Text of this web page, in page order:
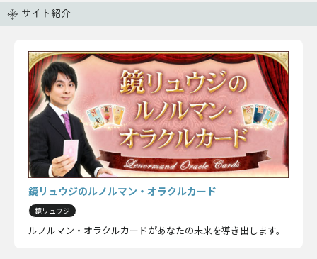
サイト紹介
鏡リュウジのルノルマン・オラクルカード
鏡リュウジ
ルノルマン・オラクルカードがあなたの未来を導き出します。